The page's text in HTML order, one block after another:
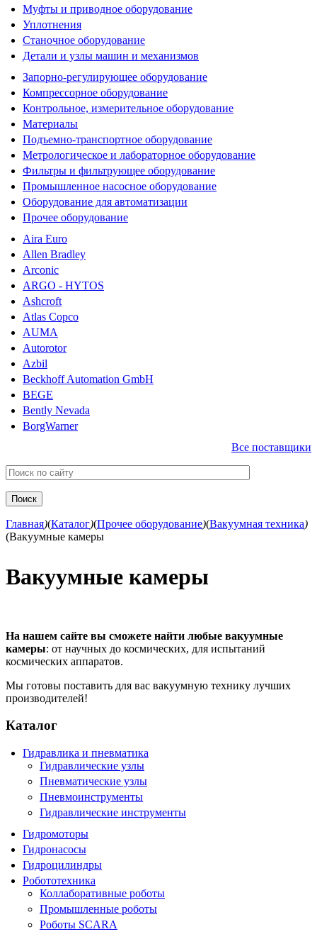
Муфты и приводное оборудование
Уплотнения
Станочное оборудование
Детали и узлы машин и механизмов
Запорно-регулирующее оборудование
Компрессорное оборудование
Контрольное, измерительное оборудование
Материалы
Подъемно-транспортное оборудование
Метрологическое и лабораторное оборудование
Фильтры и фильтрующее оборудование
Промышленное насосное оборудование
Оборудование для автоматизации
Прочее оборудование
Aira Euro
Allen Bradley
Arconic
ARGO - HYTOS
Ashcroft
Atlas Copco
AUMA
Autorotor
Azbil
Beckhoff Automation GmbH
BEGE
Bently Nevada
BorgWarner
Все поставщики
Главная)(Каталог)(Прочее оборудование)(Вакуумная техника)
(Вакуумные камеры
Вакуумные камеры
На нашем сайте вы сможете найти любые вакуумные
камеры: от научных до космических, для испытаний
космических аппаратов.
Мы готовы поставить для вас вакуумную технику лучших
производителей!
Каталог
Гидравлика и пневматика
Гидравлические узлы
Пневматические узлы
Пневмоинструменты
Гидравлические инструменты
Гидромоторы
Гидронасосы
Гидроцилиндры
Робототехника
Коллаборативные роботы
Промышленные роботы
Роботы SCARA